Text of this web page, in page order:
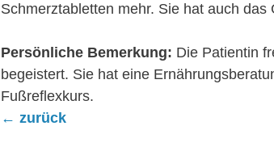
Schmerztabletten mehr. Sie hat auch
Persönliche Bemerkung: Die Patientin
begeistert. Sie hat eine
Fußreflexkurs.
← zurück